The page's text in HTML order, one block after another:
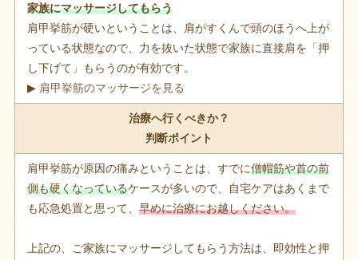
家族にマッサージしてもらう
肩甲挙筋が硬いということは、肩がすくんで頭のほうへ上が
っている状態なので、力を抜いた状態で家族に直接肩を「押
し下げて」もらうのが有効です。
▶ 肩甲挙筋のマッサージを見る
治療へ行くべきか？
判断ポイント
肩甲挙筋が原因の痛みということは、すでに僧帽筋や首の前
側も硬くなっているケースが多いので、自宅ケアはあくまで
も応急処置と思って、 早めに治療にお越しください。
上記の、ご家族にマッサージしてもらう方法は、即効性と押